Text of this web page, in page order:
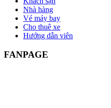
Nhà hàng
Vé máy bay
Cho thuê xe
Hướng dẫn viên
FANPAGE